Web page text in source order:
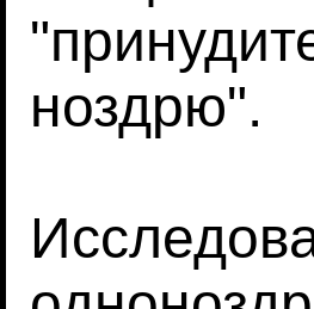
ноздрю".